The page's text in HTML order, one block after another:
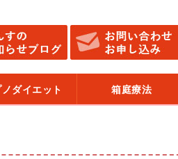
ノダイエット 箱庭療法